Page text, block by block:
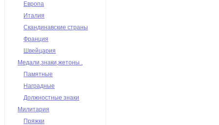
Европа
Италия
Скандинавские страны
Франция
Швейцария
Медали,знаки,жетоны .
Памятные
Наградные
Должностные знаки
Милитария
Пряжки